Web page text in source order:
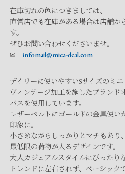
在庫切れの色につきましては、
直営店でも在庫がある場合は店舗か
す。
ぜひお問い合わせくださいませ。
✉infomail@mica-deal.com
デイリーに使いやすいSサイズのミニ
ヴィンテージ加工を施したブランド
バスを使用しています。
レザーベルトにゴールドの金具使い
印象に。
小さめながらしっかりとマチもあり
最低限の荷物が入るデザインです。
大人カジュアルスタイルにぴったり
トレンドに左右されず、ベーシック